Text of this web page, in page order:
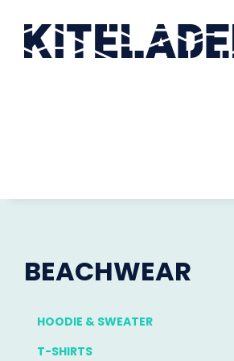
BEACHWEAR
HOODIE & SWEATER
T-SHIRTS